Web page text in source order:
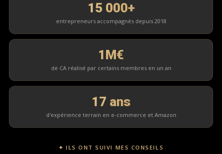
15 000+
entrepreneurs accompagnés depuis 2018
1M€
de CA réalisé par certains membres en un an
17 ans
d'expérience terrain en e-commerce et Amazon
✦ ILS ONT SUIVI MES CONSEILS